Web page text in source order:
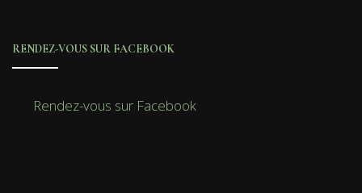
RENDEZ-VOUS SUR FACEBOOK
Rendez-vous sur Facebook